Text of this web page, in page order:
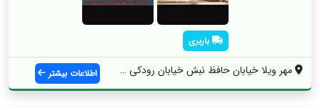
باربری
مهر ویلا خیابان حافظ نبش خیابان رودکی غر... اطلاعات بیشتر